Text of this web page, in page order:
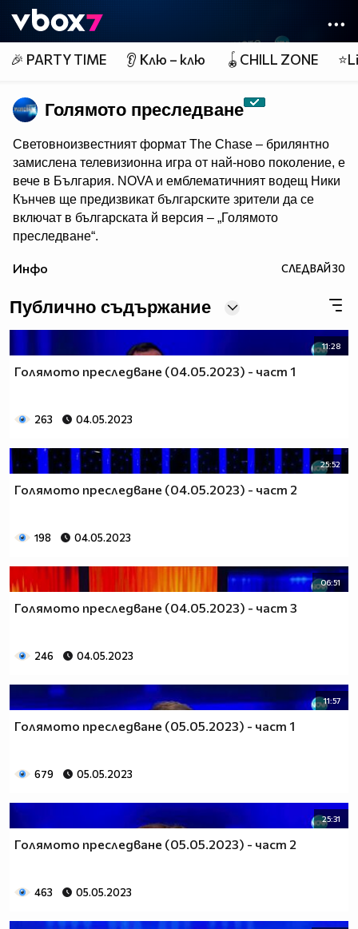
👾
🎉 PARTY TIME 👂 Клю – клю 🪀CHILL ZONE
Голямото преследване
Световноизвестният формат The Chase – брилянтно
замислена телевизионна игра от най-ново поколение, e
вече в България. NOVA и емблематичният водещ Ники
Кънчев ще предизвикат българските зрители да се
включат в българската й версия – „Голямото
преследване“.
ще бъде издигнато в култ, а Ники Кънчев ще запознае
Инфо СЛЕДВАЙ30
Публично съдържание
11:28
Голямото преследване (04.05.2023) - част 1
263 04.05.2023
25:52
Голямото преследване (04.05.2023) - част 2
198 04.05.2023
06:51
Голямото преследване (04.05.2023) - част 3
246 04.05.2023
11:57
Голямото преследване (05.05.2023) - част 1
679 05.05.2023
25:31
Голямото преследване (05.05.2023) - част 2
463 05.05.2023